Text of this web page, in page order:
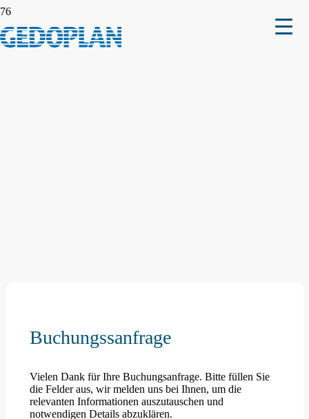
Buchungssanfrage
Vielen Dank für Ihre Buchungsanfrage. Bitte füllen Sie
die Felder aus, wir melden uns bei Ihnen, um die
relevanten Informationen auszutauschen und
notwendigen Details abzuklären.